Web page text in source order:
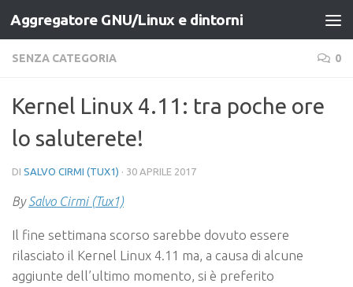
Salta al contenuto
Aggregatore GNU/Linux e dintorni
SENZA CATEGORIA 0
Kernel Linux 4.11: tra poche ore
lo saluterete!
DI SALVO CIRMI (TUX1) · 30 APRILE 2017
BySalvo Cirmi (Tux1)
Il fine settimana scorso sarebbe dovuto essere
rilasciato il Kernel Linux 4.11 ma, a causa di alcune
aggiunte dell’ultimo momento, si è preferito